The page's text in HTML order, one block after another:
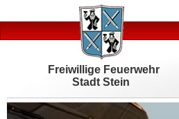
Freiwillige Feuerwehr
Stadt Stein